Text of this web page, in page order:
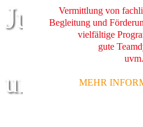
Jugend
und Familie
Vermittlung von
Begleitung und
vielfältige
gute
uvm.
MEHR